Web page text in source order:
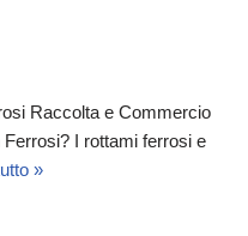
Raccolta e Commercio
I rottami ferrosi e
»